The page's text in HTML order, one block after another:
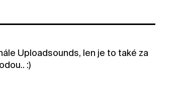
Uploadsounds, len je to také za
:)